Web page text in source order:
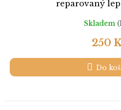
reparovaný
Skladem
250
Do